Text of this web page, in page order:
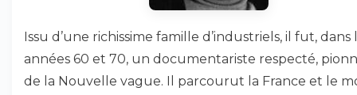
Issu d’une richissime famille d’industriels, il fut, dans
années 60 et 70, un documentariste respecté,
de la Nouvelle vague. Il parcourut la France et le